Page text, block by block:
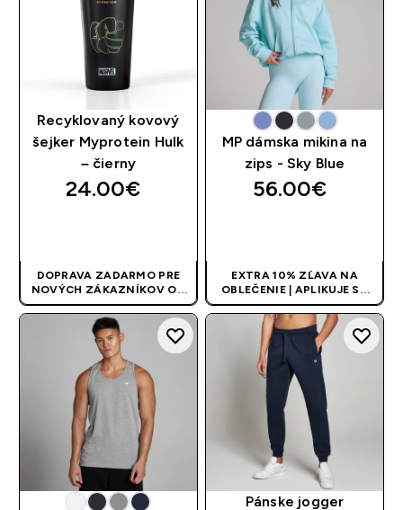
Recyklovaný kovový
šejker Myprotein Hulk
– čierny
24.00€‎
DOPRAVA ZADARMO PRE
NOVÝCH ZÁKAZNÍKOV OD
40 EUR| AKCIA SA APLIKUJE
AUTOMATICKY
MP dámska mikina na
zips - Sky Blue
56.00€‎
EXTRA 10% ZĽAVA NA
OBLEČENIE | APLIKUJE SA
AUTOMATICKY PRI KÚPE 3
KS
Pánske jogger